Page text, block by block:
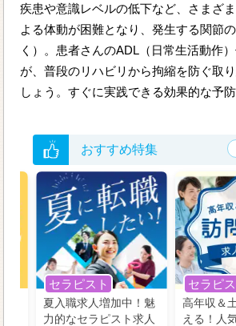
疾患や意識レベルの低下など、さまざ
よる体動が困難となり、発生する関節
く）。患者さんのADL（日常生活動作
が、普段のリハビリから拘縮を防ぐ取
しょう。すぐに実践できる効果的な予
おすすめ特集
セラピスト
夏入職求人増加中！魅
力的なセラピスト求人
セラピス
高年収＆
える！人